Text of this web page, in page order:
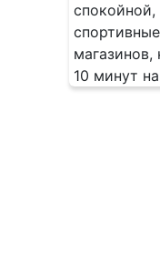
10 минут